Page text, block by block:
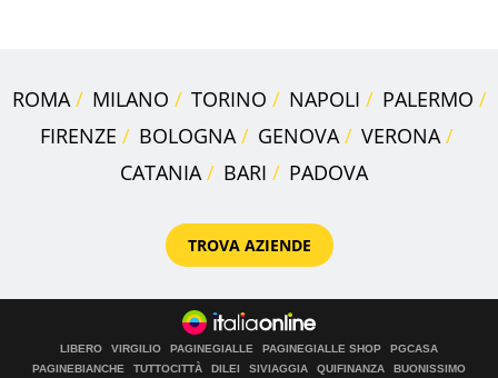
ROMA MILANO TORINO NAPOLI
PALERMO
FIRENZE
BOLOGNA GENOVA
VERONA
CATANIA
BARI PADOVA
TROVA AZIENDE
LIBERO VIRGILIO PAGINEGIALLE PAGINEGIALLE SHOP
PGCASA
PAGINEBIANCHE
TUTTOCITTÀ DILEI SIVIAGGIA QUIFINANZA
BUONISSIMO